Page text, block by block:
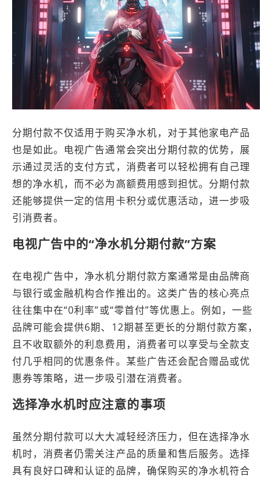
分期付款不仅适用于购买净水机，对于其他家电产品
也是如此。电视广告通常会突出分期付款的优势，展
示通过灵活的支付方式，消费者可以轻松拥有自己理
想的净水机，而不必为高额费用感到担忧。分期付款
还能够提供一定的信用卡积分或优惠活动，进一步吸
引消费者。
电视广告中的“净水机分期付款”方案
在电视广告中，净水机分期付款方案通常是由品牌商
与银行或金融机构合作推出的。这类广告的核心亮点
往往集中在“0利率”或“零首付”等优惠上。例如，一些
品牌可能会提供6期、12期甚至更长的分期付款方案，
且不收取额外的利息费用，消费者可以享受与全款支
付几乎相同的优惠条件。某些广告还会配合赠品或优
惠券等策略，进一步吸引潜在消费者。
选择净水机时应注意的事项
虽然分期付款可以大大减轻经济压力，但在选择净水
机时，消费者仍需关注产品的质量和售后服务。选择
具有良好口碑和认证的品牌，确保购买的净水机符合